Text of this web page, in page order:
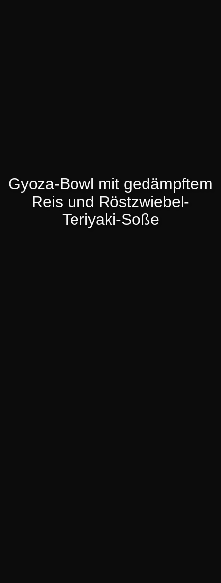
Gyoza-Bowl mit gedämpftem
Reis und Röstzwiebel-
Teriyaki-Soße